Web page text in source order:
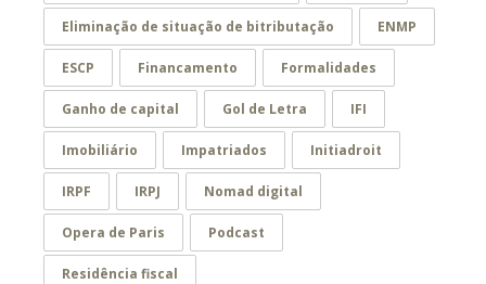
Eliminação de situação de bitributação ENMP
ESCP Financamento Formalidades
Ganho de capital Gol de Letra IFI
Imobiliário Impatriados Initiadroit
IRPF IRPJ Nomad digital
Opera de Paris Podcast
Residência fiscal